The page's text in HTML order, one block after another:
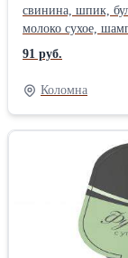
свинина, шпик,
молоко сухое,
(соль, нитрит
сорбат калия.
91 руб.
Коломна